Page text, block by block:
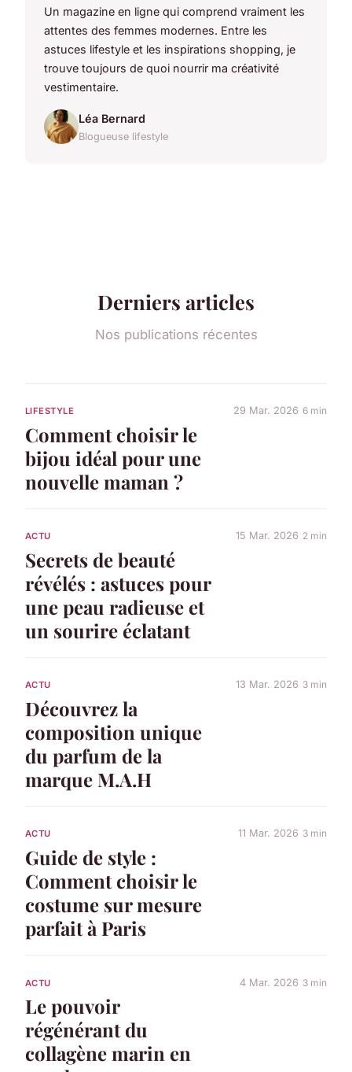
Un magazine en ligne qui comprend vraiment les
attentes des femmes modernes. Entre les
astuces lifestyle et les inspirations shopping, je
trouve toujours de quoi nourrir ma créativité
vestimentaire.
Léa Bernard
Blogueuse lifestyle
Derniers articles
Nos publications récentes
LIFESTYLE
Comment choisir le
bijou idéal pour une
nouvelle maman ?
29 Mar. 2026 6 min
ACTU
Secrets de beauté
révélés : astuces pour
une peau radieuse et
un sourire éclatant
15 Mar. 2026 2 min
ACTU
Découvrez la
composition unique
du parfum de la
marque M.A.H
13 Mar. 2026 3 min
ACTU
Guide de style :
Comment choisir le
costume sur mesure
parfait à Paris
11 Mar. 2026 3 min
ACTU
Le pouvoir
régénérant du
collagène marin en
4 Mar. 2026 3 min